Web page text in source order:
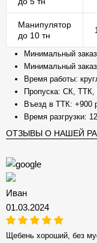
Манипулятор
до 10 тн
Минимальный
Минимальный
Время работы:
Пропуска: СК,
Въезд в ТТК: +900
Время разгрузки:
ОТЗЫВЫ О НАШЕЙ
Иван
01.03.2024
Щебень хороший, без